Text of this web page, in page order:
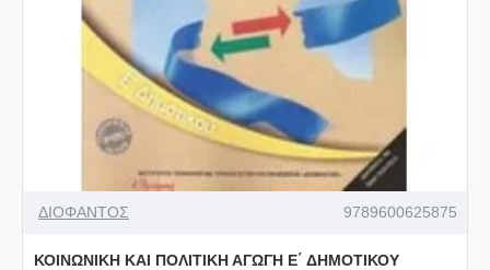
ΔΙΟΦΑΝΤΟΣ 9789600625875
ΚΟΙΝΩΝΙΚΗ ΚΑΙ ΠΟΛΙΤΙΚΗ ΑΓΩΓΗ Ε΄ ΔΗΜΟΤΙΚΟΥ